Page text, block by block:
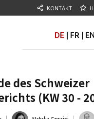
KONTAKT
DE FR EN
des Schweizer
(KW 30 -